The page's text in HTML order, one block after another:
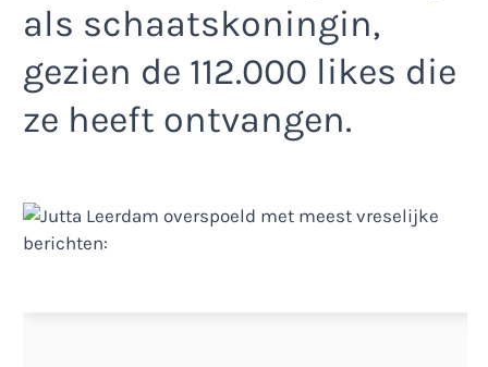
als schaatskoningin,
gezien de 112.000 likes die
ze heeft ontvangen.